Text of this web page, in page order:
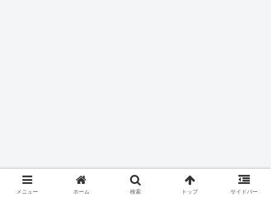
メニュー ホーム 検索 トップ サイドバー